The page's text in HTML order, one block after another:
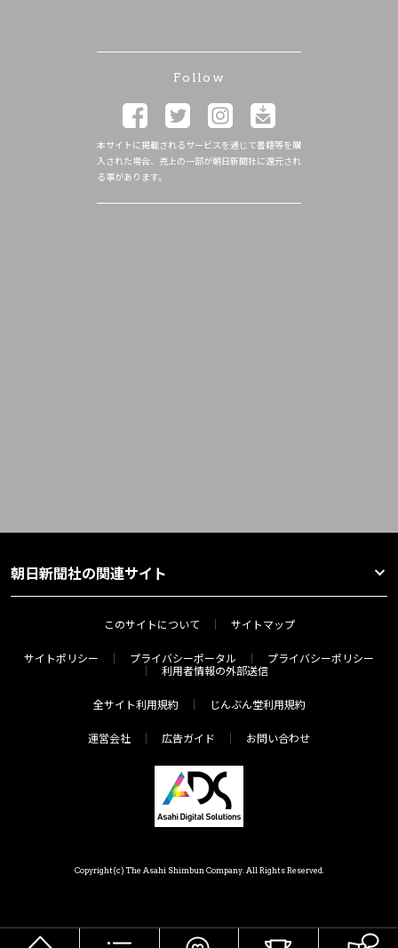
Follow
本サイトに掲載されるサービスを通じて書籍等を購
入された場合、売上の一部が朝日新聞社に還元され
る事があります。
朝日新聞社の関連サイト
このサイトについて サイトマップ
サイトポリシー プライバシーポータル
プライバシーポリシー
利用者情報の外部送信
全サイト利用規約 じんぶん堂利用規約
運営会社 広告ガイド お問い合わせ
Copyright(c) The Asahi Shimbun Company. All Rights Reserved.